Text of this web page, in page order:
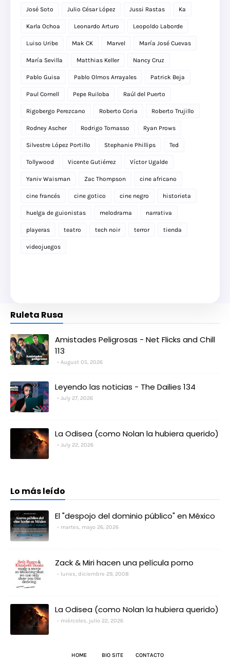
José Soto Julio César López Jussi Rastas Ka
Karla Ochoa Leonardo Arturo Leopoldo Laborde
Luiso Uribe Mak CK Marvel María José Cuevas
María Sevilla Matthias Keller Nancy Cruz
Pablo Guisa Pablo Olmos Arrayales Patrick Beja
Paul Cornell Pepe Ruiloba Raúl del Puerto
Rigobergo Perezcano Roberto Coria Roberto Trujillo
Rodney Ascher Rodrigo Tomasso Ryan Prows
Silvestre López Portillo Stephanie Phillips Ted
Tollywood Vicente Gutiérrez Víctor Ugalde
Yaniv Waisman Zac Thompson cine africano
cine francés cine gotico cine negro historieta
huelga de guionistas melodrama narrativa
playeras teatro tech noir terror tienda
videojuegos
Ruleta Rusa
Amistades Peligrosas - Net Flicks and Chill
113
August 05, 2026
Leyendo las noticias - The Dailies 134
July 27, 2026
La Odisea (como Nolan la hubiera querido)
July 22, 2026
Lo más leído
El "despojo del dominio público" en México
martes, mayo 26, 2026
Zack & Miri hacen una película porno
lunes, diciembre 29, 2008
La Odisea (como Nolan la hubiera querido)
miércoles, julio 22, 2026
HOME BIO SITE CONTACTO